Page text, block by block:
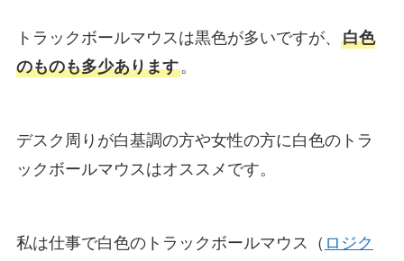
トラックボールマウスは黒色が多いですが、 白色
のものも多少あります。
デスク周りが白基調の方や女性の方に白色のトラ
ックボールマウスはオススメです。
私は仕事で白色のトラックボールマウス（ ロジク